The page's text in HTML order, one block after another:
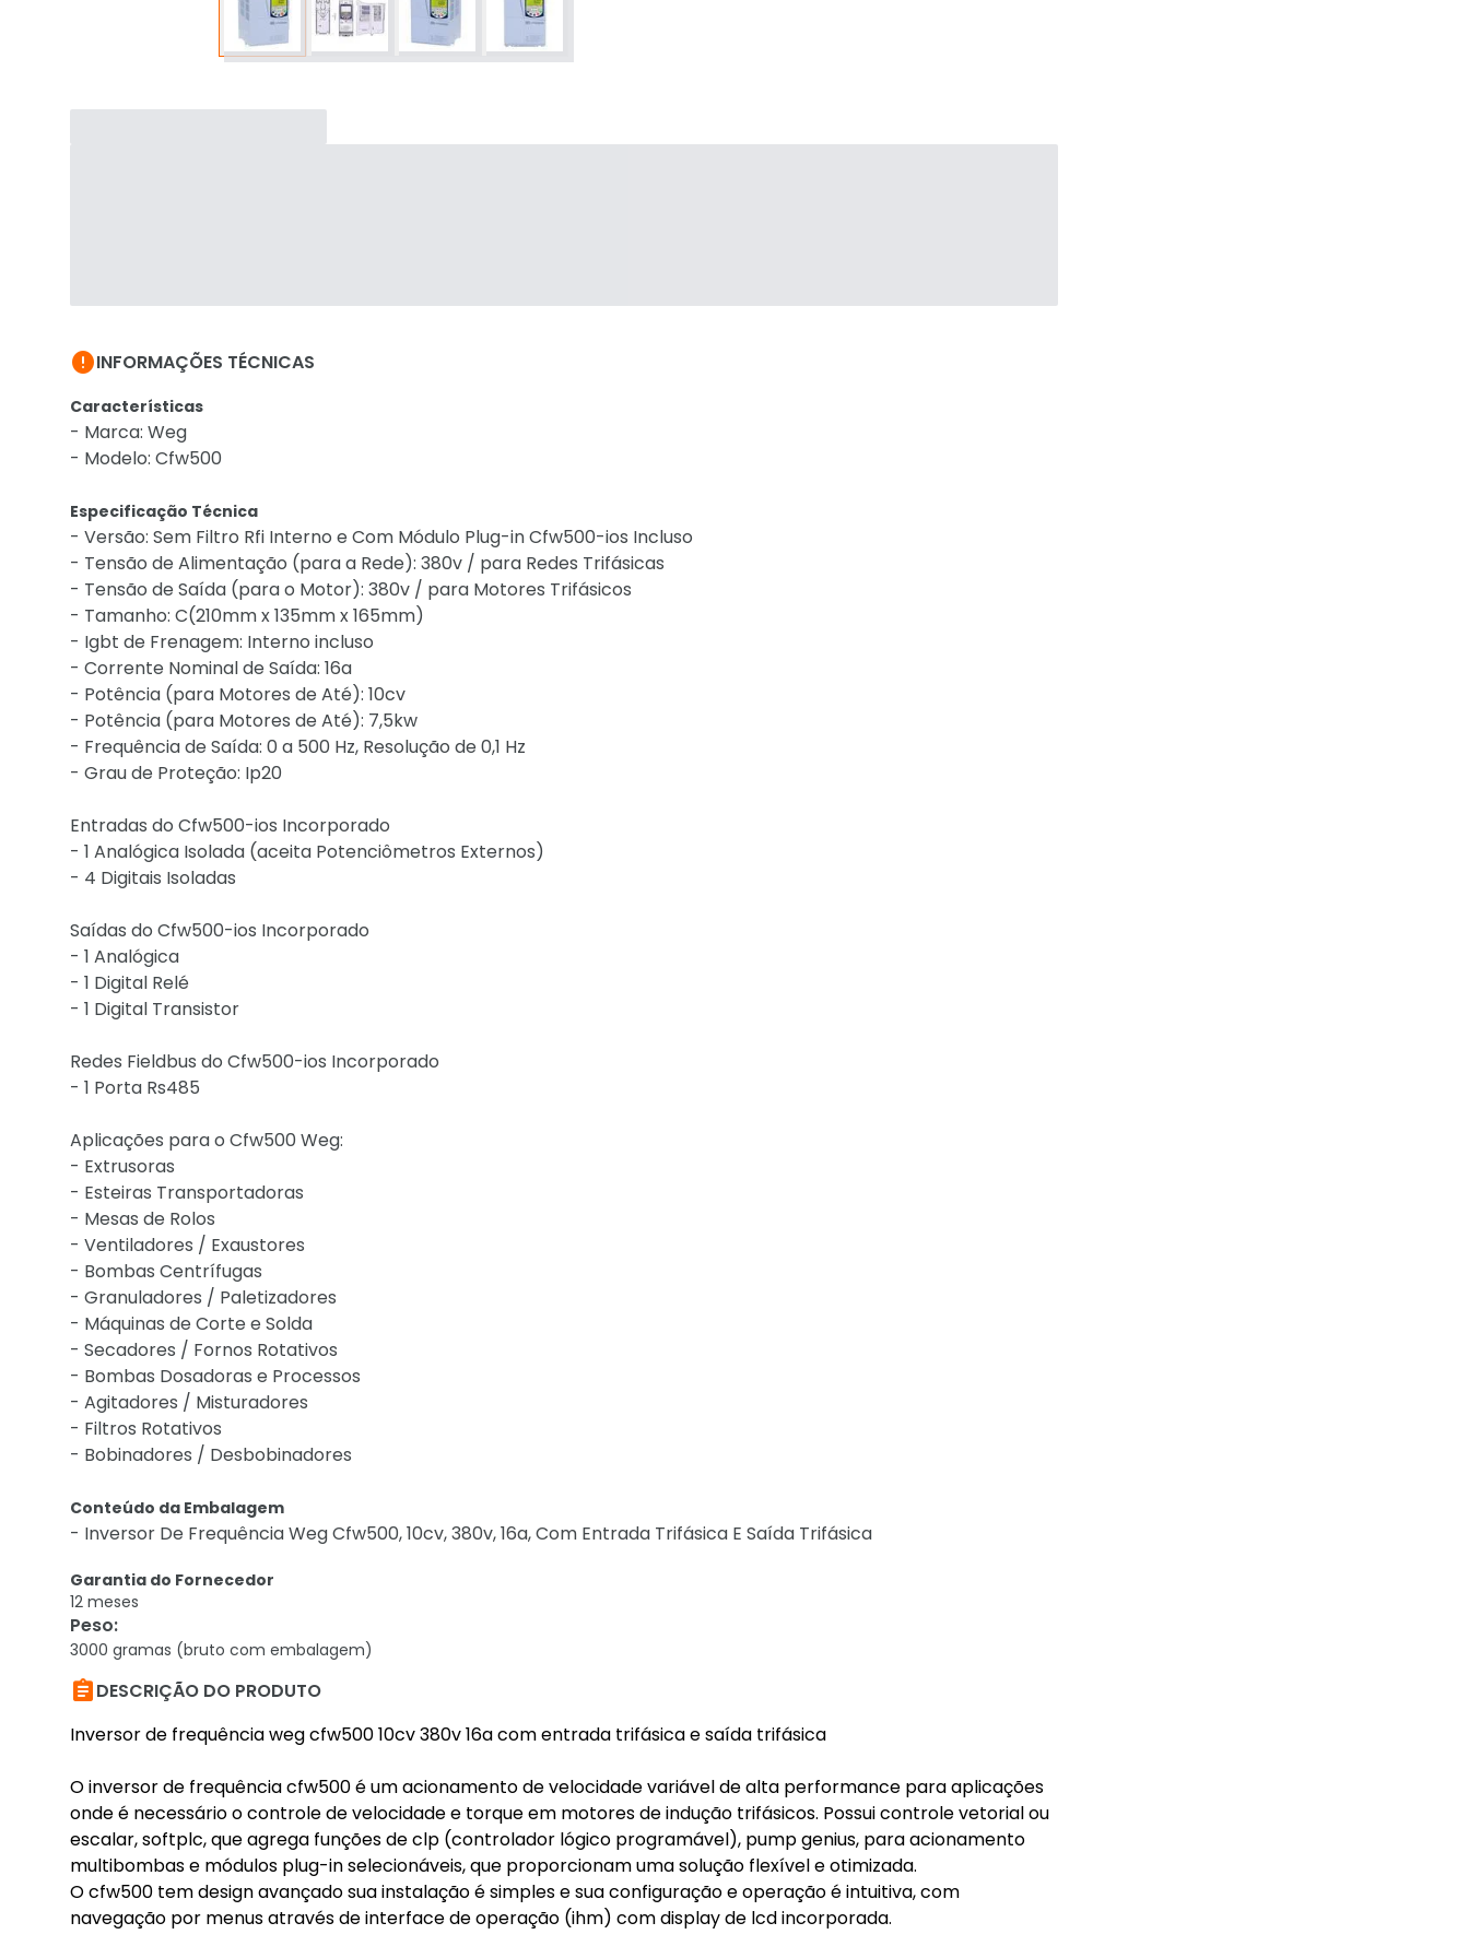
INFORMAÇÕES TÉCNICAS
Características
- Marca: Weg
- Modelo: Cfw500
Especificação Técnica
- Versão: Sem Filtro Rfi Interno e Com Módulo Plug-in Cfw500-ios Incluso
- Tensão de Alimentação (para a Rede): 380v / para Redes Trifásicas
- Tensão de Saída (para o Motor): 380v / para Motores Trifásicos
- Tamanho: C(210mm x 135mm x 165mm)
- Igbt de Frenagem: Interno incluso
- Corrente Nominal de Saída: 16a
- Potência (para Motores de Até): 10cv
- Potência (para Motores de Até): 7,5kw
- Frequência de Saída: 0 a 500 Hz, Resolução de 0,1 Hz
- Grau de Proteção: Ip20
Entradas do Cfw500-ios Incorporado
- 1 Analógica Isolada (aceita Potenciômetros Externos)
- 4 Digitais Isoladas
Saídas do Cfw500-ios Incorporado
- 1 Analógica
- 1 Digital Relé
- 1 Digital Transistor
Redes Fieldbus do Cfw500-ios Incorporado
- 1 Porta Rs485
Aplicações para o Cfw500 Weg:
- Extrusoras
- Esteiras Transportadoras
- Mesas de Rolos
- Ventiladores / Exaustores
- Bombas Centrífugas
- Granuladores / Paletizadores
- Máquinas de Corte e Solda
- Secadores / Fornos Rotativos
- Bombas Dosadoras e Processos
- Agitadores / Misturadores
- Filtros Rotativos
- Bobinadores / Desbobinadores
Conteúdo da Embalagem
- Inversor De Frequência Weg Cfw500, 10cv, 380v, 16a, Com Entrada Trifásica E Saída Trifásica
Garantia do Fornecedor
12 meses
Peso:
3000 gramas (bruto com embalagem)
DESCRIÇÃO DO PRODUTO
Inversor de frequência weg cfw500 10cv 380v 16a com entrada trifásica e saída trifásica
O inversor de frequência cfw500 é um acionamento de velocidade variável de alta performance para aplicações
onde é necessário o controle de velocidade e torque em motores de indução trifásicos. Possui controle vetorial ou
escalar, softplc, que agrega funções de clp (controlador lógico programável), pump genius, para acionamento
multibombas e módulos plug-in selecionáveis, que proporcionam uma solução flexível e otimizada.
O cfw500 tem design avançado sua instalação é simples e sua configuração e operação é intuitiva, com
navegação por menus através de interface de operação (ihm) com display de lcd incorporada.